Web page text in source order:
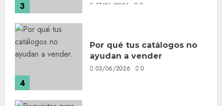
3 17/06/2026 0
4
Por qué tus catálogos no
ayudan a vender
03/06/2026 0